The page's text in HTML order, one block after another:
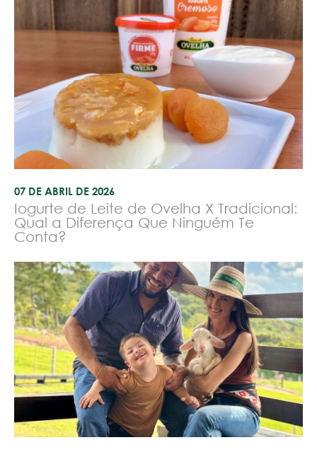
07 DE ABRIL DE 2026
Iogurte de Leite de Ovelha X Tradicional:
Qual a Diferença Que Ninguém Te
Conta?